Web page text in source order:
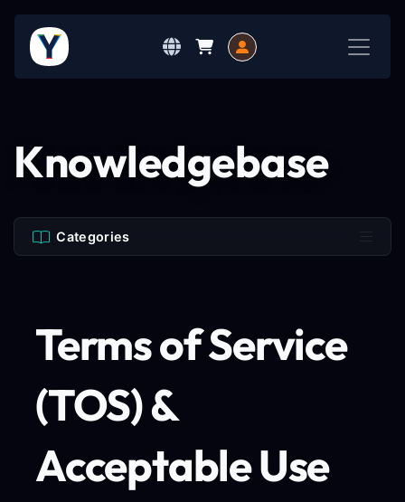
Knowledgebase
Categories
Terms of Service
(TOS) &
Acceptable Use